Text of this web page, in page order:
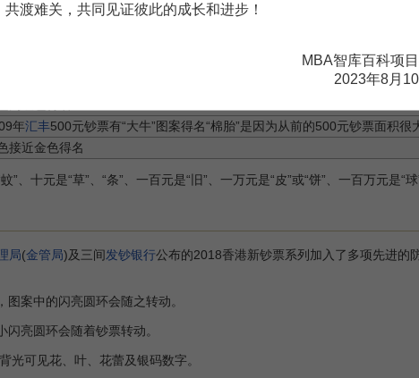
原因
年汇丰500元钞票有“大牛”图案得名“棉胎”是因为从前的500元钞票面积很
接近金色得名
、十元是“草”、“条”、一百元是“旧”、一万元是“皮”或“饼”、一百万元是“球”
局(金管局)及三间发钞银行公布的2018香港新钞票系列加入了多项先进的
案中的闪亮圆环会随之转动。
亮圆环会随着钞票转动。
可见花、叶、花蕾及银码数字。
共渡难关，共同见证彼此的成长和进步！
MBA智库百科项
2023年8月10